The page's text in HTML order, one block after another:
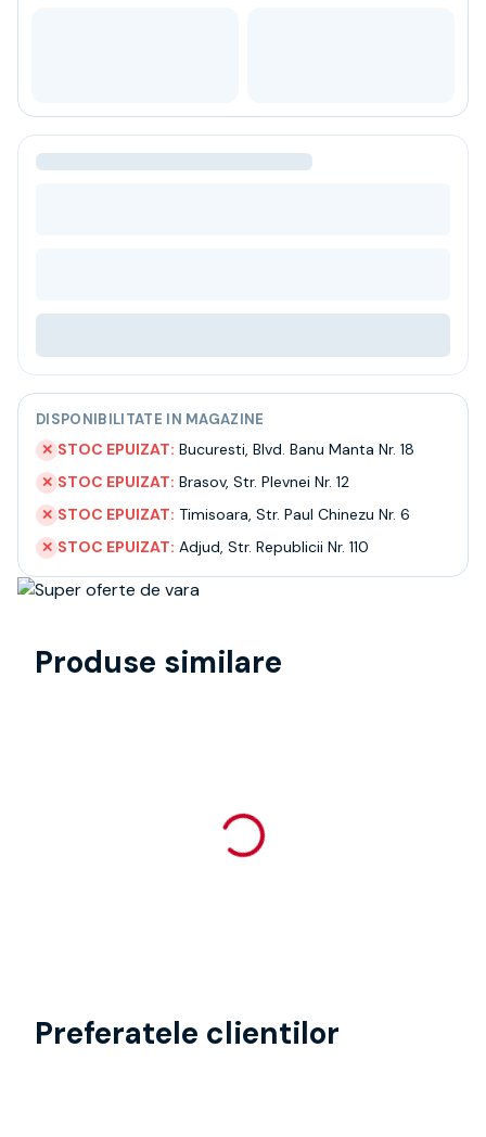
Ceai
Bacanie
BLACK FRIDAY
Contact
Termeni si conditii
Politica de confidentialitate
Intrebari frecvente
DISPONIBILITATE IN MAGAZINE
✕ STOC EPUIZAT: Bucuresti, Blvd. Banu Manta Nr. 18
✕ STOC EPUIZAT: Brasov, Str. Plevnei Nr. 12
✕ STOC EPUIZAT: Timisoara, Str. Paul Chinezu Nr. 6
✕ STOC EPUIZAT: Adjud, Str. Republicii Nr. 110
Produse similare
Preferatele clientilor